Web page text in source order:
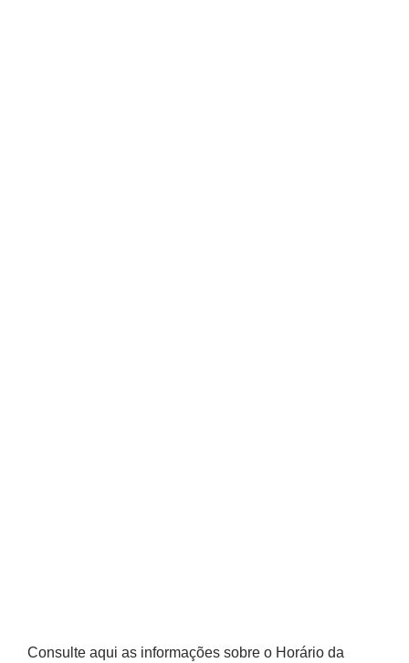
Consulte aqui as informações sobre o Horário da